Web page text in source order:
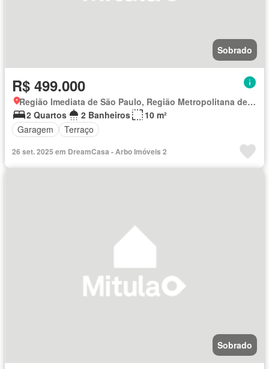
Sobrado
R$ 499.000
Região Imediata de São Paulo, Região Metropolitana de São Paulo
2 Quartos
2 Banheiros
10 m²
Garagem
Terraço
26 set. 2025 em DreamCasa - Arbo Imóveis 2
Sobrado